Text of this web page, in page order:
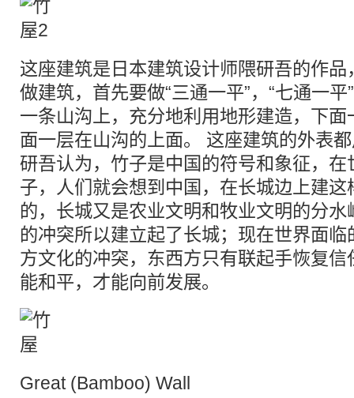
这座建筑是日本建筑设计师隈研吾的作品
做建筑，首先要做“三通一平”，“七通一
一条山沟上，充分地利用地形建造，下
面一层在山沟的上面。 这座建筑的外表
研吾认为，竹子是中国的符号和象征，
子，人们就会想到中国，在长城边上建
的，长城又是农业文明和牧业文明的分
的冲突所以建立起了长城；现在世界面
方文化的冲突，东西方只有联起手恢复
能和平，才能向前发展。
Great (Bamboo) Wall